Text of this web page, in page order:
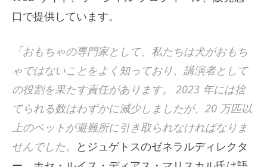
口で提供しています。
「おもちゃの専門家として、私たちは犬がおもち
ゃではないことをよく知っており、講演者として
の役割を果たす責任があります。 2023 年には捨
てられる数はわずかに減少しましたが、20 万匹以
上のペットが避難所に引き取られなければなりま
せんでした。
とジュゲトスのゼネラルディレクタ